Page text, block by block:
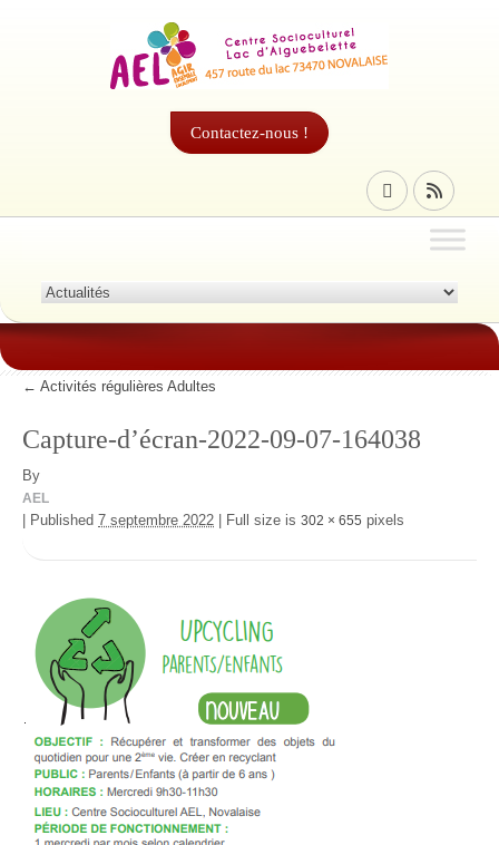
Contactez-nous !
← Activités régulières Adultes
Capture-d’écran-2022-09-07-164038
By
AEL
Published 7 septembre 2022 Full size is 302 × 655 pixels